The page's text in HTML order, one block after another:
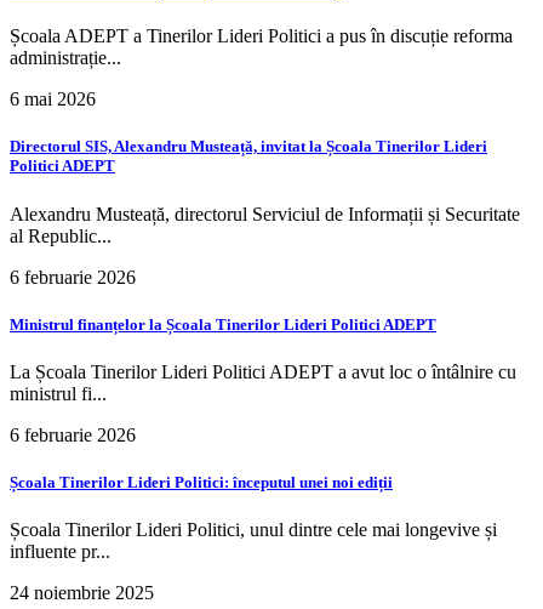
Școala ADEPT a Tinerilor Lideri Politici a pus în discuție reforma
administrație...
6 mai 2026
Directorul SIS, Alexandru Musteață, invitat la Școala Tinerilor Lideri
Politici ADEPT
Alexandru Musteață, directorul Serviciul de Informații și Securitate
al Republic...
6 februarie 2026
Ministrul finanțelor la Școala Tinerilor Lideri Politici ADEPT
La Școala Tinerilor Lideri Politici ADEPT a avut loc o întâlnire cu
ministrul fi...
6 februarie 2026
Școala Tinerilor Lideri Politici: începutul unei noi ediții
Școala Tinerilor Lideri Politici, unul dintre cele mai longevive și
influente pr...
24 noiembrie 2025